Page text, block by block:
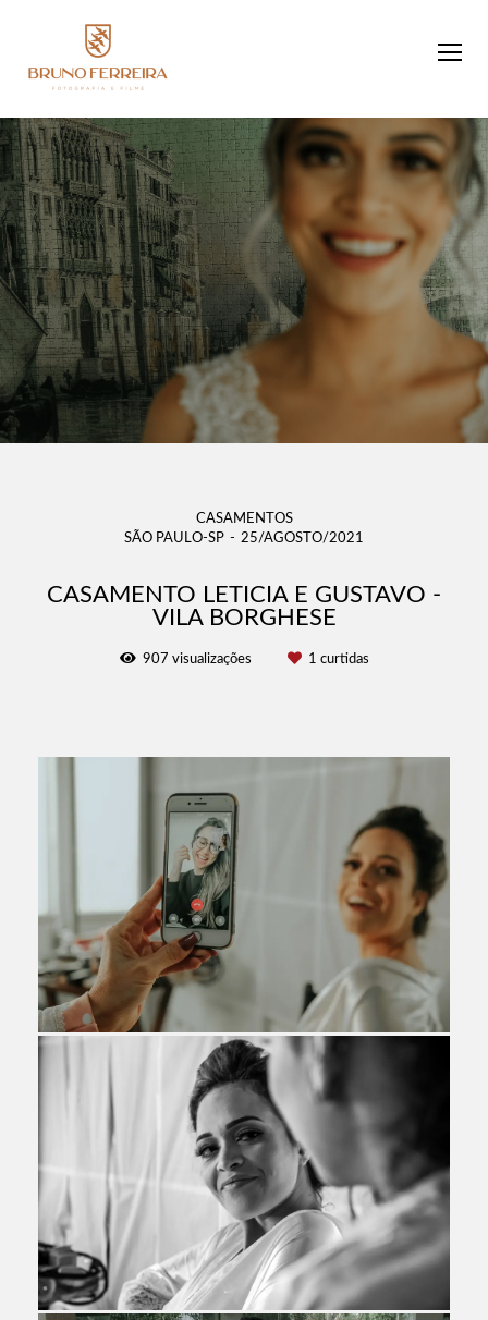
CASAMENTOS
SÃO PAULO-SP
25/AGOSTO/2021
CASAMENTO LETICIA E GUSTAVO -
VILA BORGHESE
907 visualizações 1 curtidas